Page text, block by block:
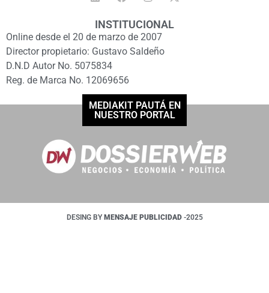
INSTITUCIONAL
Online desde el 20 de marzo de 2007
Director propietario: Gustavo Saldeño
D.N.D Autor No. 5075834
Reg. de Marca No. 12069656
MEDIAKIT PAUTÁ EN
NUESTRO PORTAL
DESING BY MENSAJE PUBLICIDAD -2025